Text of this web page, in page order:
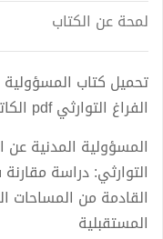
لمحة عن الكتاب
تحميل كتاب المسؤولية
الفراغ التوارثي pdf الكاتب دكتور محمد كمال الرخاوي
المسؤولية المدنية عن
التوارثي: دراسة
القادمة من المساحات
المستقبلية